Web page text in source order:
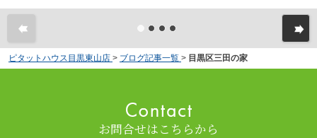
ピタットハウス目黒東山店 > ブログ記事一覧 > 目黒区三田の家
お問合せはこちらから